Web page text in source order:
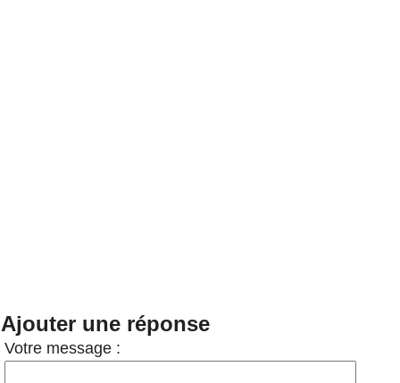
Ajouter une réponse
Votre message :